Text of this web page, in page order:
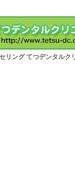
リング てつデンタルク